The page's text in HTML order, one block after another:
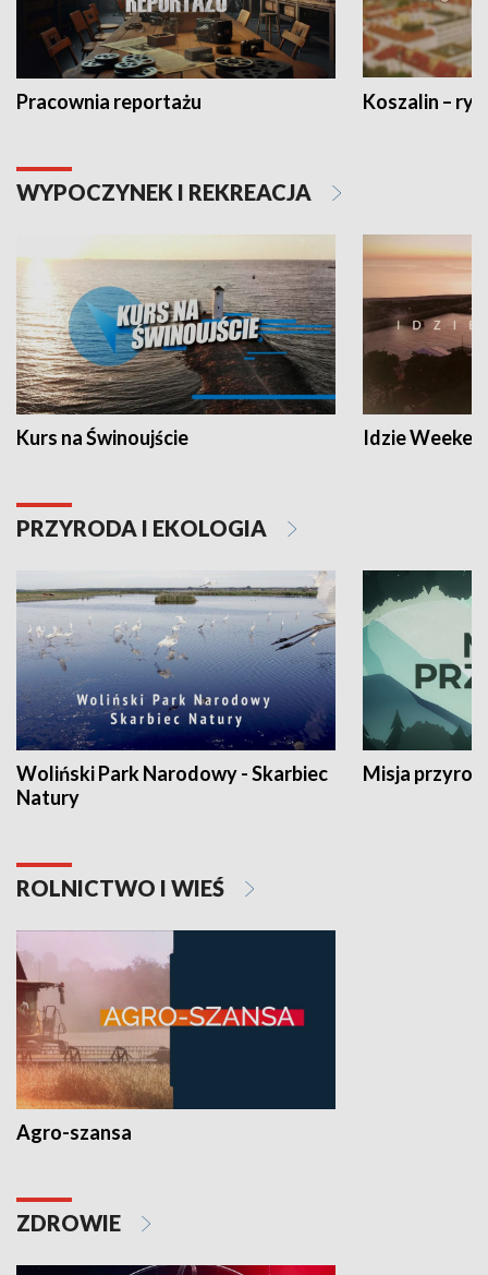
Pracownia reportażu Koszalin –
WYPOCZYNEK I REKREACJA
Kurs na Świnoujście Idzie
PRZYRODA I EKOLOGIA
Woliński Park Narodowy - Skarbiec
Natury
Misja
ROLNICTWO I WIEŚ
Agro-szansa
ZDROWIE